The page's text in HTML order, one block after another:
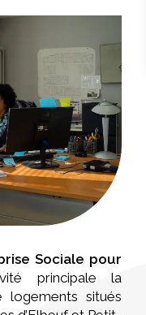
Sociale pour
principale la
situés